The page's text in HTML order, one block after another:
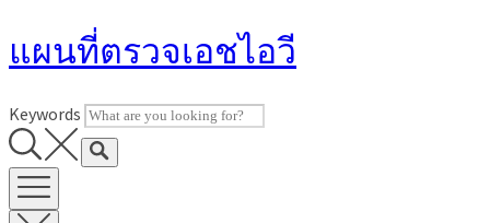
to
แผนที่ตรวจเอชไอวี
Keywords